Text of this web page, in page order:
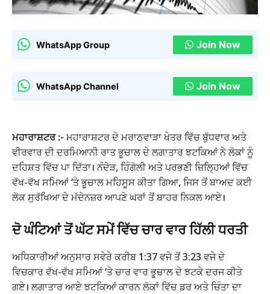
WhatsApp Group Join Now
WhatsApp Channel Join Now
ਮਹਾਰਾਸ਼ਟਰ :- ਮਹਾਰਾਸ਼ਟਰ ਦੇ ਮਰਾਠਵਾੜਾ ਖੇਤਰ ਵਿੱਚ ਬੁੱਧਵਾਰ ਅਤੇ
ਵੀਰਵਾਰ ਦੀ ਦਰਮਿਆਨੀ ਰਾਤ ਭੂਚਾਲ ਦੇ ਲਗਾਤਾਰ ਝਟਕਿਆਂ ਨੇ ਲੋਕਾਂ ਨੂੰ
ਦਹਿਸ਼ਤ ਵਿੱਚ ਪਾ ਦਿੱਤਾ। ਨੰਦੇੜ, ਹਿੰਗੋਲੀ ਅਤੇ ਪਰਭਣੀ ਜ਼ਿਲ੍ਹਿਆਂ ਵਿੱਚ
ਵੱਖ-ਵੱਖ ਸਮਿਆਂ ‘ਤੇ ਭੂਚਾਲ ਮਹਿਸੂਸ ਕੀਤਾ ਗਿਆ, ਜਿਸ ਤੋਂ ਬਾਅਦ ਕਈ
ਲੋਕ ਸੁਰੱਖਿਆ ਦੇ ਮੱਦੇਨਜ਼ਰ ਆਪਣੇ ਘਰਾਂ ਤੋਂ ਬਾਹਰ ਨਿਕਲ ਆਏ।
ਦੋ ਘੰਟਿਆਂ ਤੋਂ ਘੱਟ ਸਮੇਂ ਵਿੱਚ ਚਾਰ ਵਾਰ ਹਿੱਲੀ ਧਰਤੀ
ਅਧਿਕਾਰੀਆਂ ਅਨੁਸਾਰ ਸਵੇਰੇ ਕਰੀਬ 1:37 ਵਜੇ ਤੋਂ 3:23 ਵਜੇ ਦੇ
ਵਿਚਕਾਰ ਵੱਖ-ਵੱਖ ਸਮਿਆਂ ‘ਤੇ ਚਾਰ ਵਾਰ ਭੂਚਾਲ ਦੇ ਝਟਕੇ ਦਰਜ ਕੀਤੇ
ਗਏ। ਲਗਾਤਾਰ ਆਏ ਝਟਕਿਆਂ ਕਾਰਨ ਲੋਕਾਂ ਵਿੱਚ ਡਰ ਅਤੇ ਚਿੰਤਾ ਦਾ